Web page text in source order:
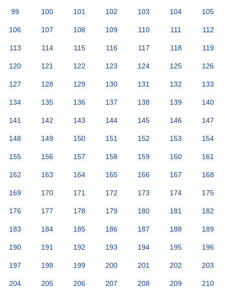
99 100 101 102 103 104 105
106 107 108 109 110 111 112
113 114 115 116 117 118 119
120 121 122 123 124 125 126
127 128 129 130 131 132 133
134 135 136 137 138 139 140
141 142 143 144 145 146 147
148 149 150 151 152 153 154
155 156 157 158 159 160 161
162 163 164 165 166 167 168
169 170 171 172 173 174 175
176 177 178 179 180 181 182
183 184 185 186 187 188 189
190 191 192 193 194 195 196
197 198 199 200 201 202 203
204 205 206 207 208 209 210